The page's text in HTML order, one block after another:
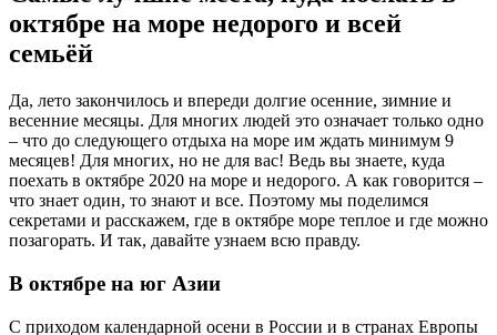
октябре на море недорого и всей
семьёй
Да, лето закончилось и впереди долгие осенние, зимние и
весенние месяцы. Для многих людей это означает только одно
– что до следующего отдыха на море им ждать минимум 9
месяцев! Для многих, но не для вас! Ведь вы знаете, куда
поехать в октябре 2020 на море и недорого. А как говорится –
что знает один, то знают и все. Поэтому мы поделимся
секретами и расскажем, где в октябре море теплое и где можно
позагорать. И так, давайте узнаем всю правду.
В октябре на юг Азии
С приходом календарной осени в России и в странах Европы